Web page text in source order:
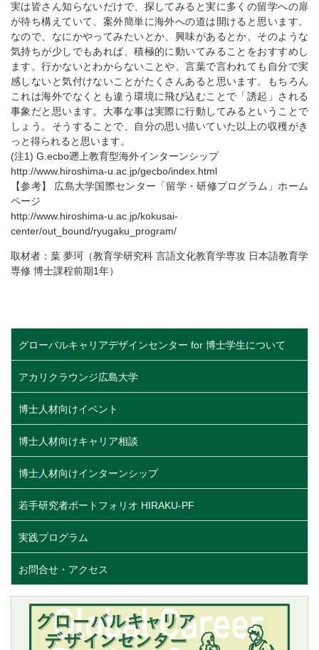
実は皆さん知らないだけで、探してみると実に多くの留学への扉
が待ち構えていて、案外簡単に海外への道は開けると思います。
なので、なにかやってみたいとか、興味があるとか、そのような
気持ちが少しでもあれば、積極的に動いてみることをおすすめし
ます。行かないとわからないことや、言葉で言われても自分で実
感しないと気付けないことがたくさんあると思います。もちろん
これは海外でなくとも違う環境に飛び込むことで「誘起」される
事象だと思います。大事な事は実際に行動してみるということで
しょう。そうすることで、自分の思い描いていた以上の収穫がき
っと得られると思います。
(注1) G.ecbo遡上教育型海外インターンシップ
http://www.hiroshima-u.ac.jp/gecbo/index.html
【参考】 広島大学国際センター「留学・研修プログラム」ホーム
ページ
http://www.hiroshima-u.ac.jp/kokusai-
center/out_bound/ryugaku_program/
取材者：葉 夢珂（教育学研究科 言語文化教育学専攻 日本語教育学
専修 博士課程前期1年）
グローバルキャリアデザインセンター for 博士学生について
アカリクラウンジ広島大学
博士人材向けイベント
博士人材向けキャリア相談
博士人材向けインターンシップ
若手研究者ポートフォリオ HIRAKU-PF
実践プログラム
お問合せ・アクセス